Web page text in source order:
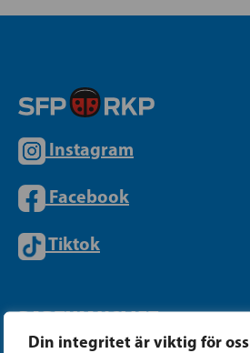
Din integritet är viktig för oss
Instagram
Facebook
Tiktok
PARTIKANSLIET